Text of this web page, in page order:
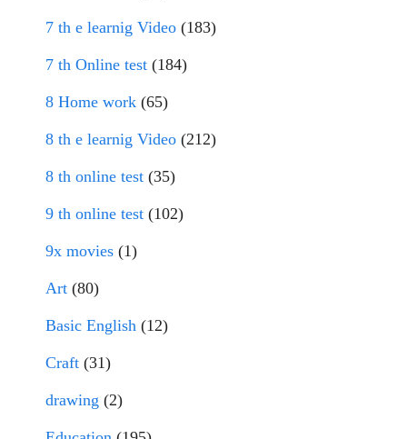
7 th e learnig Video (183)
7 th Online test (184)
8 Home work (65)
8 th e learnig Video (212)
8 th online test (35)
9 th online test (102)
9x movies (1)
Art (80)
Basic English (12)
Craft (31)
drawing (2)